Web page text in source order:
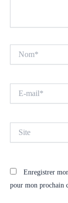
mail*
Enregistrer
pour mon prochain